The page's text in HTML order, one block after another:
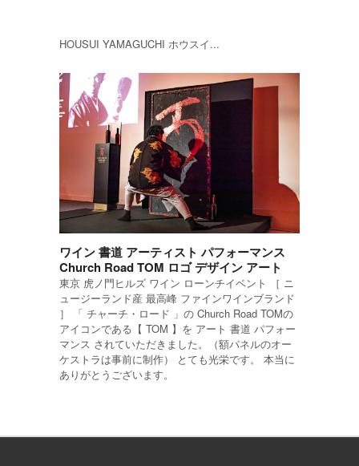
HOUSUI YAMAGUCHI ホウスイ...
ワイン 書道 アーティスト パフォーマンス
Church Road TOM ロゴ デザイン アート
東京 虎ノ門ヒルズ ワイン ローンチイベント ［ ニ
ュージーランド産 最高峰 ファインワインブランド
］ 「 チャーチ・ロード 」の Church Road TOMの
アイコンである【 TOM 】を アート 書道 パフォー
マンス されていただきました。（額パネルのオー
ケストラは事前に制作） とても光栄です。 本当に
ありがとうございます。